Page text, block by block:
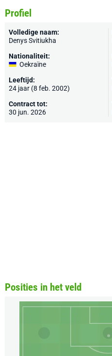
Profiel
Volledige naam:
Denys Svitiukha
Nationaliteit:
Oekraïne
Leeftijd:
24 jaar (8 feb. 2002)
Contract tot:
30 jun. 2026
Posities in het veld